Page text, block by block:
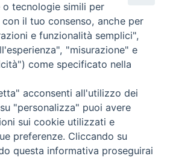
Lumignacco
Copyright © Arcidiocesi di Udine 2018
Udine (UD) Tel. 0432.414.511 - Fax
C.F. 80013900305
tecnologie simili per
il tuo consenso, anche per
e funzionalità semplici",
"misurazione" e
come specificato nella
acconsenti all'utilizzo dei
"personalizza" puoi avere
sui cookie utilizzati e
preferenze. Cliccando su
questa informativa proseguirai